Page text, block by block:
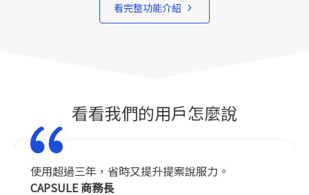
看完整功能介紹
看看我們的用戶怎麼說
使用超過三年，省時又提升提案說服力。
CAPSULE 商務長